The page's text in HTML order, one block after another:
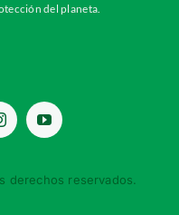
del planeta.
derechos reservados.